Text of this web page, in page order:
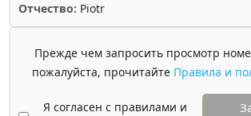
Отчество: Piotr
Прежде чем запросить просмотр
пожалуйста, прочитайте Правила и
Я согласен с правилами и